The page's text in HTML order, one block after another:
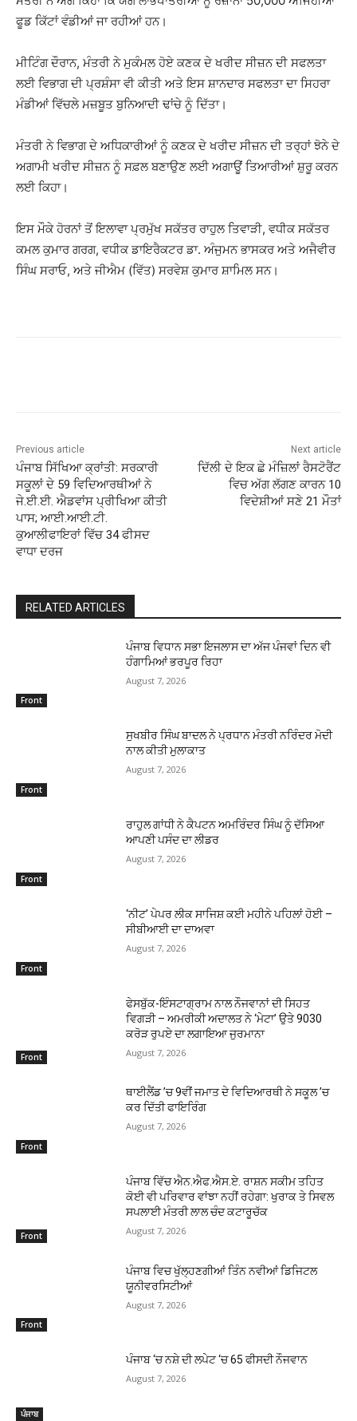
ਫੂਡ ਕਿੱਟਾਂ ਵੰਡੀਆਂ ਜਾ ਰਹੀਆਂ ਹਨ।
ਮੀਟਿੰਗ ਦੌਰਾਨ, ਮੰਤਰੀ ਨੇ ਮੁਕੰਮਲ ਹੋਏ ਕਣਕ ਦੇ ਖਰੀਦ ਸੀਜ਼ਨ ਦੀ ਸਫਲਤਾ
ਲਈ ਵਿਭਾਗ ਦੀ ਪ੍ਰਸ਼ੰਸਾ ਵੀ ਕੀਤੀ ਅਤੇ ਇਸ ਸ਼ਾਨਦਾਰ ਸਫਲਤਾ ਦਾ ਸਿਹਰਾ
ਮੰਡੀਆਂ ਵਿੱਚਲੇ ਮਜ਼ਬੂਤ ਬੁਨਿਆਦੀ ਢਾਂਚੇ ਨੂੰ ਦਿੱਤਾ।
ਮੰਤਰੀ ਨੇ ਵਿਭਾਗ ਦੇ ਅਧਿਕਾਰੀਆਂ ਨੂੰ ਕਣਕ ਦੇ ਖਰੀਦ ਸੀਜ਼ਨ ਦੀ ਤਰ੍ਹਾਂ ਝੋਨੇ ਦੇ
ਅਗਾਮੀ ਖਰੀਦ ਸੀਜ਼ਨ ਨੂੰ ਸਫ਼ਲ ਬਣਾਉਣ ਲਈ ਅਗਾਊਂ ਤਿਆਰੀਆਂ ਸ਼ੁਰੂ ਕਰਨ
ਲਈ ਕਿਹਾ।
ਇਸ ਮੌਕੇ ਹੋਰਨਾਂ ਤੋਂ ਇਲਾਵਾ ਪ੍ਰਮੁੱਖ ਸਕੱਤਰ ਰਾਹੁਲ ਤਿਵਾੜੀ, ਵਧੀਕ ਸਕੱਤਰ
ਕਮਲ ਕੁਮਾਰ ਗਰਗ, ਵਧੀਕ ਡਾਇਰੈਕਟਰ ਡਾ. ਅੰਜੁਮਨ ਭਾਸਕਰ ਅਤੇ ਅਜੈਵੀਰ
ਸਿੰਘ ਸਰਾਓ, ਅਤੇ ਜੀਐਮ (ਵਿੱਤ) ਸਰਵੇਸ਼ ਕੁਮਾਰ ਸ਼ਾਮਿਲ ਸਨ।
Previous article
ਪੰਜਾਬ ਸਿੱਖਿਆ ਕ੍ਰਾਂਤੀ: ਸਰਕਾਰੀ
ਸਕੂਲਾਂ ਦੇ 59 ਵਿਦਿਆਰਥੀਆਂ ਨੇ
ਜੇ.ਈ.ਈ. ਐਡਵਾਂਸ ਪ੍ਰੀਖਿਆ ਕੀਤੀ
ਪਾਸ; ਆਈ.ਆਈ.ਟੀ.
ਕੁਆਲੀਫਾਇਰਾਂ ਵਿੱਚ 34 ਫੀਸਦ
ਵਾਧਾ ਦਰਜ
Next article
ਦਿੱਲੀ ਦੇ ਇਕ ਛੇ ਮੰਜ਼ਿਲਾਂ ਰੈਸਟੋਰੈਂਟ
ਵਿਚ ਅੱਗ ਲੱਗਣ ਕਾਰਨ 10
ਵਿਦੇਸ਼ੀਆਂ ਸਣੇ 21 ਮੌਤਾਂ
RELATED ARTICLES
Front
ਪੰਜਾਬ ਵਿਧਾਨ ਸਭਾ ਇਜਲਾਸ ਦਾ ਅੱਜ ਪੰਜਵਾਂ ਦਿਨ ਵੀ
ਹੰਗਾਮਿਆਂ ਭਰਪੂਰ ਰਿਹਾ
August 7, 2026
Front
ਸੁਖਬੀਰ ਸਿੰਘ ਬਾਦਲ ਨੇ ਪ੍ਰਧਾਨ ਮੰਤਰੀ ਨਰਿੰਦਰ ਮੋਦੀ
ਨਾਲ ਕੀਤੀ ਮੁਲਾਕਾਤ
August 7, 2026
Front
ਰਾਹੁਲ ਗਾਂਧੀ ਨੇ ਕੈਪਟਨ ਅਮਰਿੰਦਰ ਸਿੰਘ ਨੂੰ ਦੱਸਿਆ
ਆਪਣੀ ਪਸੰਦ ਦਾ ਲੀਡਰ
August 7, 2026
Front
‘ਨੀਟ’ ਪੇਪਰ ਲੀਕ ਸਾਜਿਸ਼ ਕਈ ਮਹੀਨੇ ਪਹਿਲਾਂ ਹੋਈ –
ਸੀਬੀਆਈ ਦਾ ਦਾਅਵਾ
August 7, 2026
Front
ਫੇਸਬੁੱਕ-ਇੰਸਟਾਗ੍ਰਾਮ ਨਾਲ ਨੌਜਵਾਨਾਂ ਦੀ ਸਿਹਤ
ਵਿਗੜੀ – ਅਮਰੀਕੀ ਅਦਾਲਤ ਨੇ ‘ਮੇਟਾ’ ਉਤੇ 9030
ਕਰੋੜ ਰੁਪਏ ਦਾ ਲਗਾਇਆ ਜੁਰਮਾਨਾ
August 7, 2026
Front
ਥਾਈਲੈਂਡ ’ਚ 9ਵੀਂ ਜਮਾਤ ਦੇ ਵਿਦਿਆਰਥੀ ਨੇ ਸਕੂਲ ’ਚ
ਕਰ ਦਿੱਤੀ ਫਾਇਰਿੰਗ
August 7, 2026
Front
ਪੰਜਾਬ ਵਿੱਚ ਐਨ.ਐਫ.ਐਸ.ਏ. ਰਾਸ਼ਨ ਸਕੀਮ ਤਹਿਤ
ਕੋਈ ਵੀ ਪਰਿਵਾਰ ਵਾਂਝਾ ਨਹੀਂ ਰਹੇਗਾ: ਖੁਰਾਕ ਤੇ ਸਿਵਲ
ਸਪਲਾਈ ਮੰਤਰੀ ਲਾਲ ਚੰਦ ਕਟਾਰੂਚੱਕ
August 7, 2026
Front
ਪੰਜਾਬ ਵਿਚ ਖੁੱਲ੍ਹਣਗੀਆਂ ਤਿੰਨ ਨਵੀਆਂ ਡਿਜਿਟਲ
ਯੂਨੀਵਰਸਿਟੀਆਂ
August 7, 2026
ਪੰਜਾਬ
ਪੰਜਾਬ ‘ਚ ਨਸ਼ੇ ਦੀ ਲਪੇਟ ‘ਚ 65 ਫੀਸਦੀ ਨੌਜਵਾਨ
August 7, 2026